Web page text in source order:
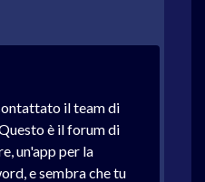
il team di
è il forum di
un'app per la
e sembra che tu